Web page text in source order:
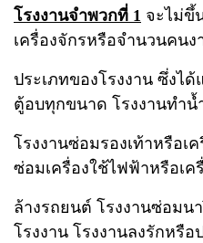
โรงงานจำพวกที่ 1 จะไม่ขึ้
เครื่องจักรหรือจำนวนคน
ประเภทของโรงงาน ซึ่งไ
ตู้อบทุกขนาด โรงงานทำน้
โรงงานซ่อมรองเท้าหรือเ
ซ่อมเครื่องใช้ไฟฟ้าหรือเค
ล้างรถยนต์ โรงงานซ่อมน
โรงงาน โรงงานลงรักหรื